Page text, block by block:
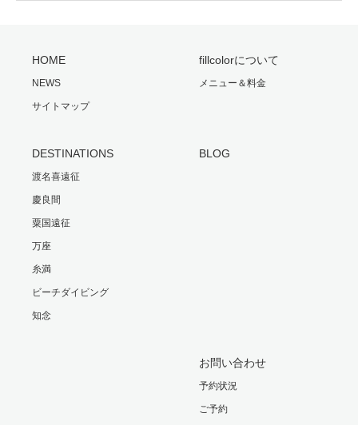
HOME
NEWS
サイトマップ
fillcolorについて
メニュー＆料金
DESTINATIONS
渡名喜遠征
慶良間
粟国遠征
万座
糸満
ビーチダイビング
知念
BLOG
お問い合わせ
予約状況
ご予約